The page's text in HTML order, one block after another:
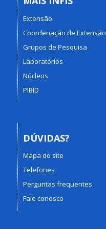
Extensão
Coordenação de Extensão
Grupos de Pesquisa
Laboratórios
Núcleos
PIBID
DÚVIDAS?
Mapa do site
Telefones
Perguntas frequentes
Fale conosco